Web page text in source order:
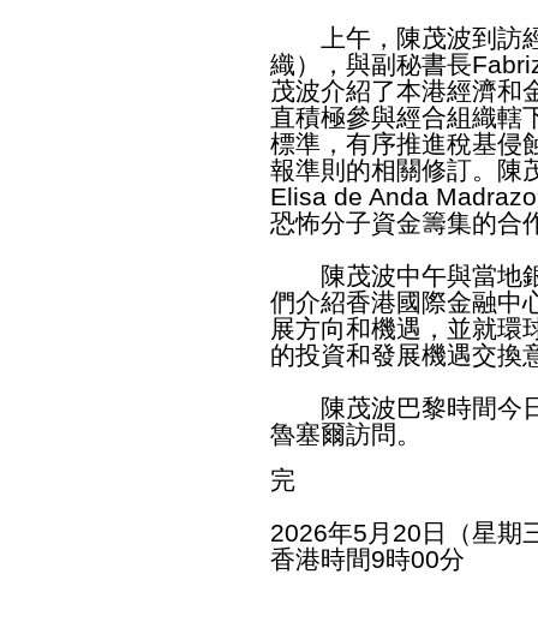
上午，陳茂波到訪經
織），與副秘書長
茂波介紹了本港經濟和
直積極參與經合組織轄
標準，有序推進稅基侵
報準則的相關修訂。陳
Elisa de Anda
恐怖分子資金籌集的合
陳茂波中午與當地銀
們介紹香港國際金融中
展方向和機遇，並就環
的投資和發展機遇交換
陳茂波巴黎時間今日
魯塞爾訪問。
完
2026年5月20日（星期
香港時間9時00分